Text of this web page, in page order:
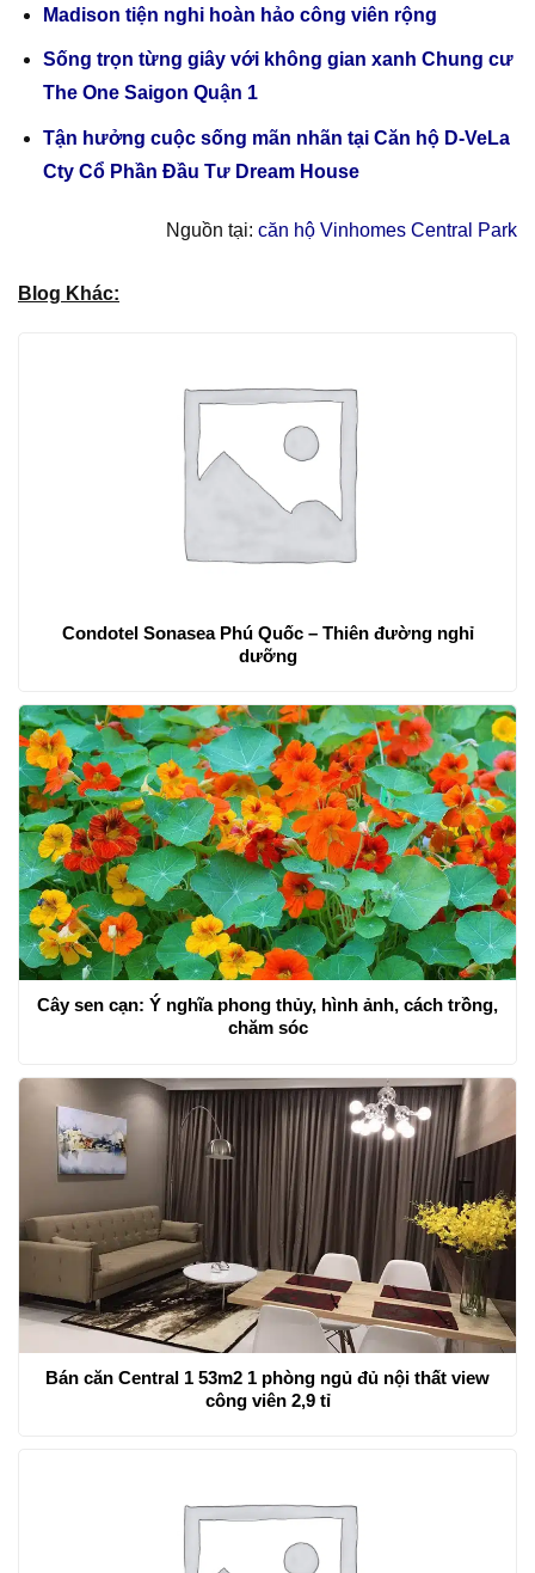
Madison tiện nghi hoàn hảo công viên rộng
Sống trọn từng giây với không gian xanh Chung cư
The One Saigon Quận 1
Tận hưởng cuộc sống mãn nhãn tại Căn hộ D-VeLa
Cty Cổ Phần Đầu Tư Dream House
Nguồn tại: căn hộ Vinhomes Central Park
Blog Khác:
Condotel Sonasea Phú Quốc – Thiên đường nghỉ
dưỡng
Cây sen cạn: Ý nghĩa phong thủy, hình ảnh, cách trồng,
chăm sóc
Bán căn Central 1 53m2 1 phòng ngủ đủ nội thất view
công viên 2,9 tỉ